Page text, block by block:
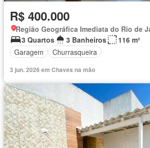
R$ 400.000
3 Quartos
3 Banheiros
116 m²
Garagem
Churrasqueira
3 jun. 2026 em Chaves na mão